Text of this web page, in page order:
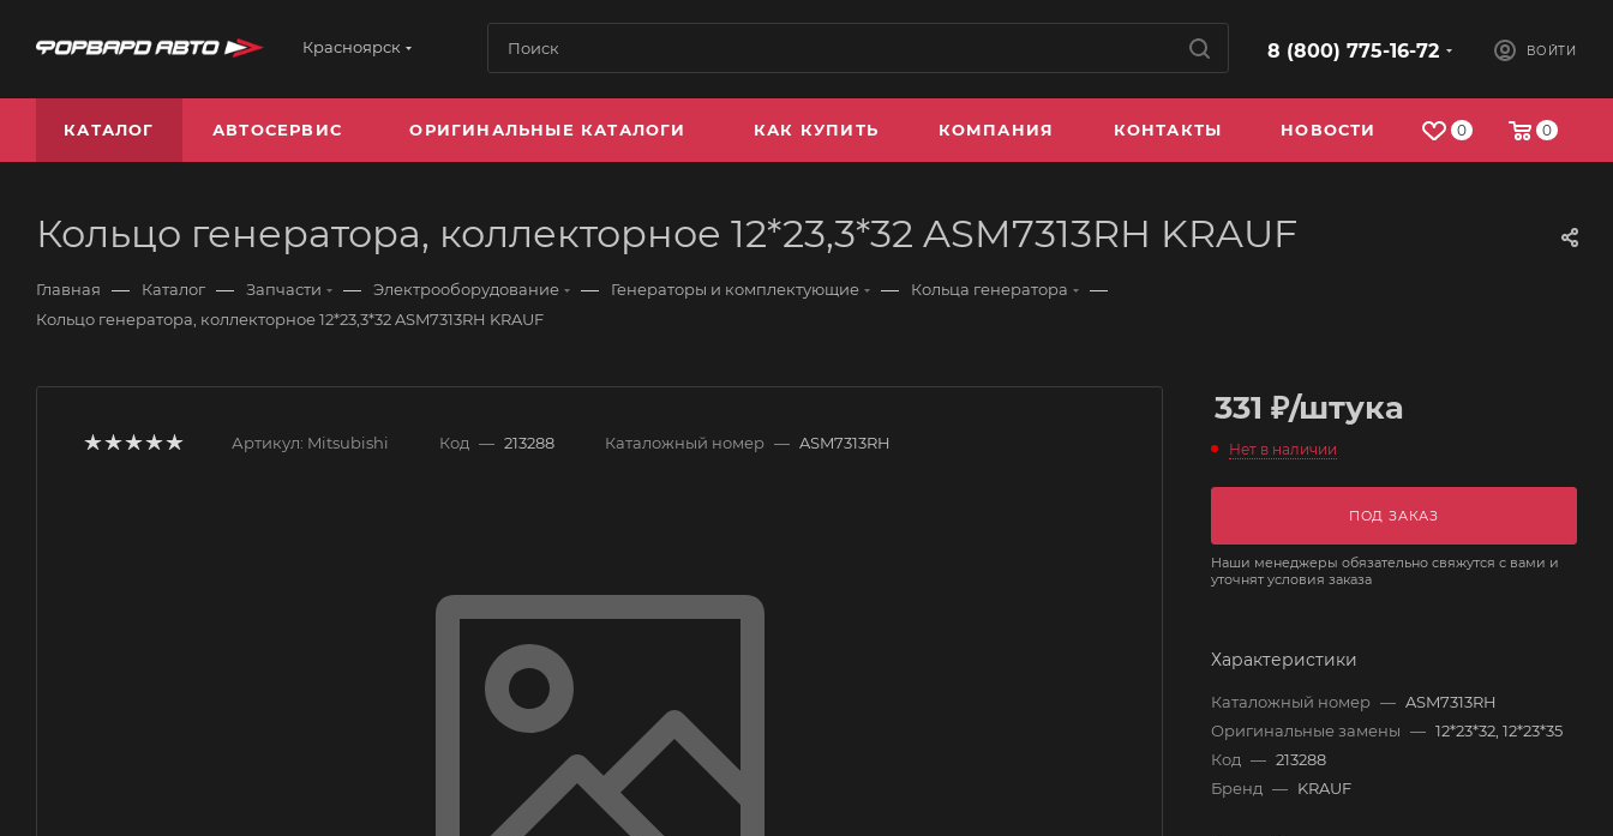
Красноярск 8 (800) 775-16-72 ВОЙТИ
0 0
КАТАЛОГ АВТОСЕРВИС ОРИГИНАЛЬНЫЕ КАТАЛОГИ КАК КУПИТЬ КОМПАНИЯ КОНТАКТЫ НОВОСТИ
Кольцо генератора, коллекторное 12*23,3*32 ASM7313RH KRAUF
Главная — Каталог — Запчасти — Электрооборудование — Генераторы и комплектующие — Кольца генератора —
Кольцо генератора, коллекторное 12*23,3*32 ASM7313RH KRAUF
Артикул: Mitsubishi Код — 213288 Каталожный номер — ASM7313RH
331 ₽/штука
Нет в наличии
ПОД ЗАКАЗ
Наши менеджеры обязательно свяжутся с вами и
уточнят условия заказа
Характеристики
Каталожный номер — ASM7313RH
Оригинальные замены — 12*23*32, 12*23*35
Код — 213288
Бренд — KRAUF